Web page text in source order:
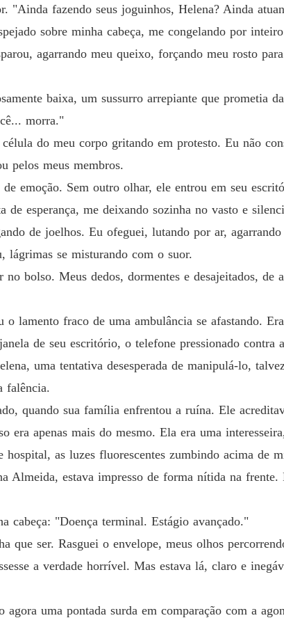
"Ainda fazendo seus joguinhos, Helena? Ainda
sobre minha cabeça, me congelando por
agarrando meu queixo, forçando meu rosto
baixa, um sussurro arrepiante que prometia
morra."
do meu corpo gritando em protesto. Eu não
pelos meus membros.
emoção. Sem outro olhar, ele entrou em seu
esperança, me deixando sozinha no vasto e
de joelhos. Eu ofeguei, lutando por ar,
lágrimas se misturando com o suor.
bolso. Meus dedos, dormentes e desajeitados, de
lamento fraco de uma ambulância se afastando.
de seu escritório, o telefone pressionado
uma tentativa desesperada de manipulá-lo,
falência.
quando sua família enfrentou a ruína. Ele
era apenas mais do mesmo. Ela era uma
hospital, as luzes fluorescentes zumbindo acima de
Almeida, estava impresso de forma nítida na frente.
cabeça: "Doença terminal. Estágio avançado."
que ser. Rasguei o envelope, meus olhos
a verdade horrível. Mas estava lá, claro e
agora uma pontada surda em comparação com a